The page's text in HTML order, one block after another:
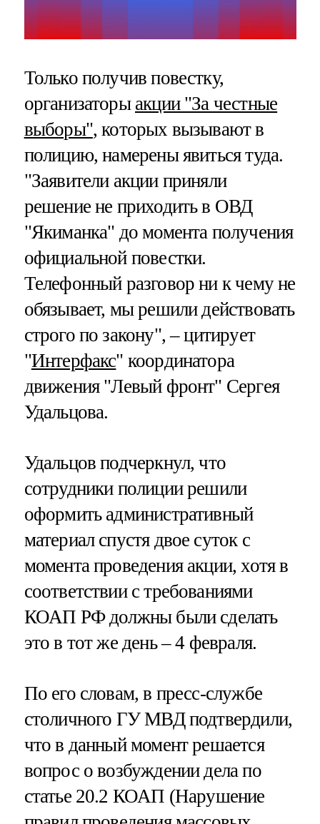
Только получив повестку,
организаторы акции "За честные
выборы", которых вызывают в
полицию, намерены явиться туда.
"Заявители акции приняли
решение не приходить в ОВД
"Якиманка" до момента получения
официальной повестки.
Телефонный разговор ни к чему не
обязывает, мы решили действовать
строго по закону", – цитирует
"Интерфакс" координатора
движения "Левый фронт" Сергея
Удальцова.
Удальцов подчеркнул, что
сотрудники полиции решили
оформить административный
материал спустя двое суток с
момента проведения акции, хотя в
соответствии с требованиями
КОАП РФ должны были сделать
это в тот же день – 4 февраля.
По его словам, в пресс-службе
столичного ГУ МВД подтвердили,
что в данный момент решается
вопрос о возбуждении дела по
статье 20.2 КОАП (Нарушение